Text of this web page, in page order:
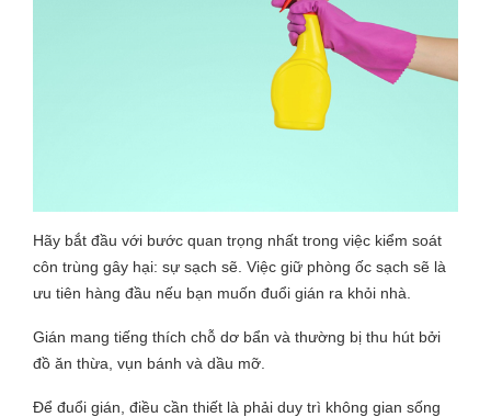
Hãy bắt đầu với bước quan trọng nhất trong việc kiểm soát
côn trùng gây hại: sự sạch sẽ. Việc giữ phòng ốc sạch sẽ là
ưu tiên hàng đầu nếu bạn muốn đuổi gián ra khỏi nhà.
Gián mang tiếng thích chỗ dơ bẩn và thường bị thu hút bởi
đồ ăn thừa, vụn bánh và dầu mỡ.
Để đuổi gián, điều cần thiết là phải duy trì không gian sống